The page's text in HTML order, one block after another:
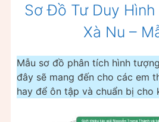
Sơ Đồ Tư Duy Hình
Xà Nu –
Mẫu sơ đồ phân tích hình
đây sẽ mang đến cho các em
hay để ôn tập và chuẩn bị cho